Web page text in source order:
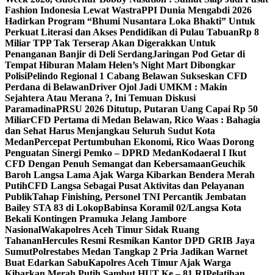
Fashion Indonesia Lewat WastraPPI Dunia Mengabdi 2026
Hadirkan Program “Bhumi Nusantara Loka Bhakti” Untuk
Perkuat Literasi dan Akses Pendidikan di Pulau TabuanRp 8
Miliar TPP Tak Terserap Akan Digerakkan Untuk
Penanganan Banjir di Deli SerdangJaringan Pod Getar di
Tempat Hiburan Malam Helen’s Night Mart Dibongkar
PolisiPelindo Regional 1 Cabang Belawan Sukseskan CFD
Perdana di BelawanDriver Ojol Jadi UMKM : Makin
Sejahtera Atau Merana ?, Ini Temuan Diskusi
ParamadinaPRSU 2026 Ditutup, Putaran Uang Capai Rp 50
MiliarCFD Pertama di Medan Belawan, Rico Waas : Bahagia
dan Sehat Harus Menjangkau Seluruh Sudut Kota
MedanPercepat Pertumbuhan Ekonomi, Rico Waas Dorong
Penguatan Sinergi Pemko – DPRD MedanKodaeral I Ikut
CFD Dengan Penuh Semangat dan KebersamaanGeuchik
Baroh Langsa Lama Ajak Warga Kibarkan Bendera Merah
PutihCFD Langsa Sebagai Pusat Aktivitas dan Pelayanan
PublikTahap Finishing, Personel TNI Percantik Jembatan
Bailey STA 83 di LokopBabinsa Koramil 02/Langsa Kota
Bekali Kontingen Pramuka Jelang Jambore
NasionalWakapolres Aceh Timur Sidak Ruang
TahananHercules Resmi Resmikan Kantor DPD GRIB Jaya
SumutPolrestabes Medan Tangkap 2 Pria Jadikan Warnet
Buat Edarkan SabuKapolres Aceh Timur Ajak Warga